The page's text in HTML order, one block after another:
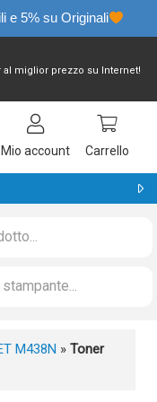
e 5% su Originali
al miglior prezzo su Internet!
Mio account Carrello
M438N » Toner